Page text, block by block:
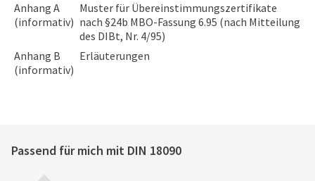
Anhang A
(informativ)
Muster für Übereinstimmungszertifikate
nach §24b MBO-Fassung 6.95 (nach Mitteilung
des DIBt, Nr. 4/95)
Anhang B
(informativ)
Erläuterungen
Passend für mich mit DIN 18090